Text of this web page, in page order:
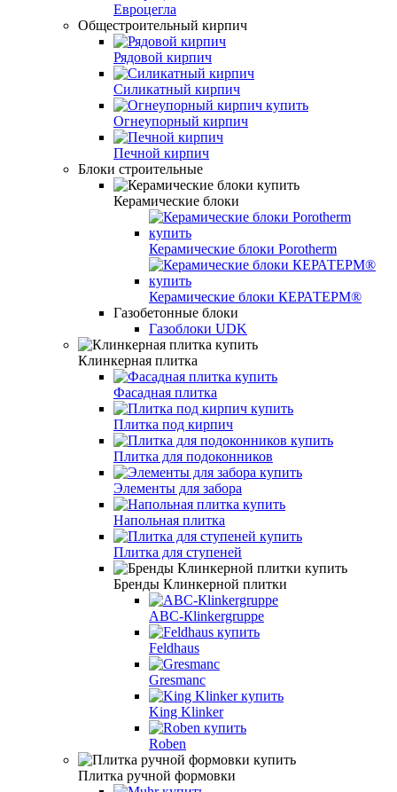
Евроцегла
Общестроительный кирпич
Рядовой кирпич
Силикатный кирпич
Огнеупорный кирпич
Печной кирпич
Блоки строительные
Керамические блоки
Керамические блоки Porotherm
Керамические блоки КЕРАТЕРМ®
Газобетонные блоки
Газоблоки UDK
Клинкерная плитка
Фасадная плитка
Плитка под кирпич
Плитка для подоконников
Элементы для забора
Напольная плитка
Плитка для ступеней
Бренды Клинкерной плитки
АВС-Кlinkergruppe
Feldhaus
Gresmanc
King Klinker
Roben
Плитка ручной формовки